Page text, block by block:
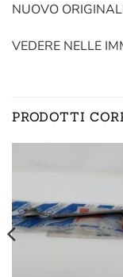
NUOVO
VEDERE NELLE
PRODOTTI